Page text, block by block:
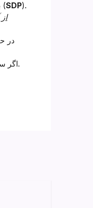
برای مصرف کنندگانی که می خواهند در برنامه خودتعیین شرکت کنند، جلسات جهت یابی لازم است (SDP).
اگر سؤال دیگری دارید یا به کمک بیشتری نیاز دارید.